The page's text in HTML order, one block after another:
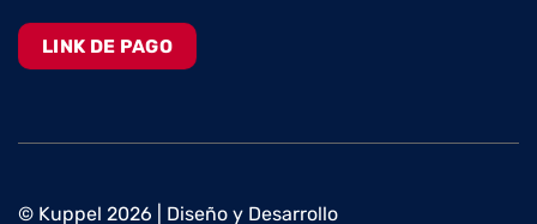
LINK DE PAGO
© Kuppel 2026 | Diseño y Desarrollo